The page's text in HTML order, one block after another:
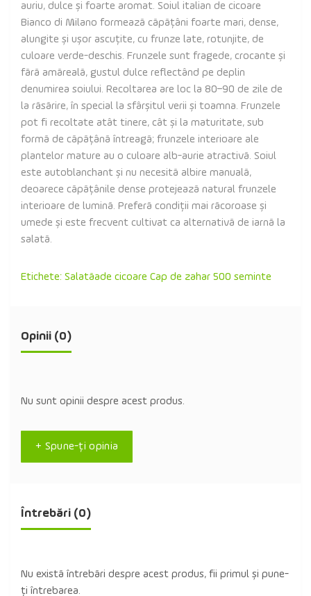
auriu, dulce și foarte aromat. Soiul italian de cicoare
Bianco di Milano formează căpățâni foarte mari, dense,
alungite și ușor ascuțite, cu frunze late, rotunjite, de
culoare verde-deschis. Frunzele sunt fragede, crocante și
fără amăreală, gustul dulce reflectând pe deplin
denumirea soiului. Recoltarea are loc la 80–90 de zile de
la răsărire, în special la sfârșitul verii și toamna. Frunzele
pot fi recoltate atât tinere, cât și la maturitate, sub
formă de căpățână întreagă; frunzele interioare ale
plantelor mature au o culoare alb-aurie atractivă. Soiul
este autoblanchant și nu necesită albire manuală,
deoarece căpățânile dense protejează natural frunzele
interioare de lumină. Preferă condiții mai răcoroase și
umede și este frecvent cultivat ca alternativă de iarnă la
salată.
Etichete: Salatăade cicoare Cap de zahar 500 seminte
Opinii (0)
Nu sunt opinii despre acest produs.
+ Spune-ţi opinia
Întrebări (0)
Nu există întrebări despre acest produs, fii primul și pune-
ți întrebarea.